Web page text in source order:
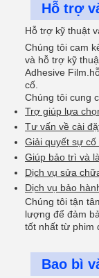
Hỗ trợ
Hỗ trợ kỹ thuật
Chúng tôi cam
và hỗ trợ kỹ
Adhesive
cố.
Chúng tôi cung
Trợ giúp lựa
Tư vấn về cài
Giải quyết sự
Giúp bảo trì và
Dịch vụ sửa
Dịch vụ bảo
Chúng tôi tận
lượng để đảm
tốt nhất từ phim
Bao bì